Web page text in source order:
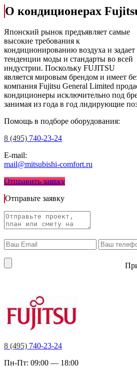
О кондиционерах
Японский рынок предъявляет самые
высокие требования к
кондиционированию воздуха и задает
тенденции моды и стандарты во всей
индустрии. Поскольку FUJITSU
является мировым брендом и имеет
компания Fujitsu General Limited
кондиционеры исключительно под
занимая из года в год лидирующие
Помощь в подборе оборудования:
8 (495) 740-23-24
E-mail:
mail@mitsubishi-comfort.ru
Отправить заявку
Отправьте заявку
8 (495) 740-23-24
Пн-Пт: 09:00 — 18:00